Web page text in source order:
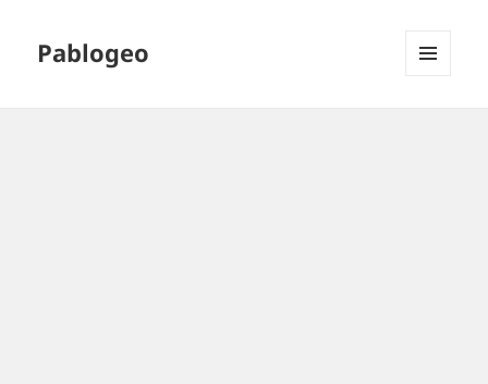
Pablogeo